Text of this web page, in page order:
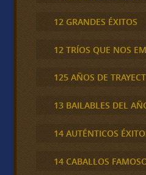
12 GRANDES ÉXITOS
12 TRÍOS QUE NOS
125 AÑOS DE
13 BAILABLES DEL
14 AUTÉNTICOS
14 CABALLOS